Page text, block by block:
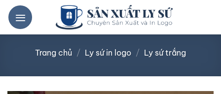
qua
Trang chủ / Ly sứ in logo / Ly sứ trắng